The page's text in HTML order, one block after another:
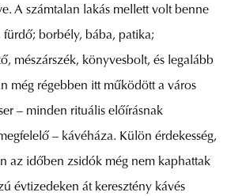
A számtalan lakás mellett volt benne
fürdő; borbély, bába, patika;
mészárszék, könyvesbolt, és legalább
még régebben itt működött a város
– minden rituális előírásnak
– kávéháza. Külön érdekesség,
az időben zsidók még nem kaphattak
évtizedeken át keresztény kávés